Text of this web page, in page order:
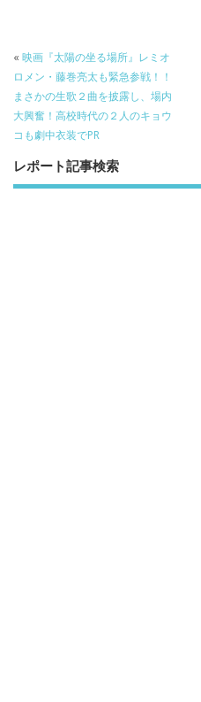
k
« 映画『太陽の坐る場所』レミオ
ロメン・藤巻亮太も緊急参戦！！
まさかの生歌２曲を披露し、場内
大興奮！高校時代の２人のキョウ
コも劇中衣装でPR
レポート記事検索